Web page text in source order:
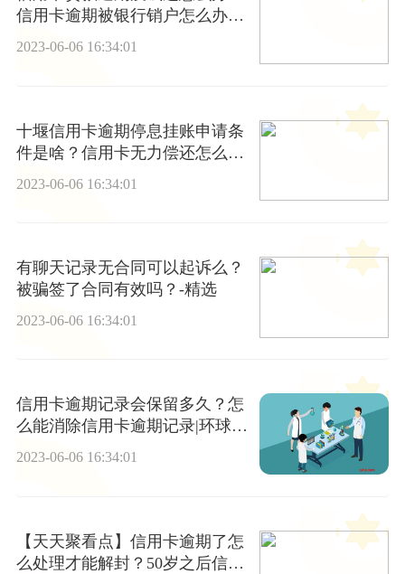
信用卡逾期被银行销户怎么办？
_世界头条
2023-06-06 16:34:01
十堰信用卡逾期停息挂账申请条
件是啥？信用卡无力偿还怎么办
2023-06-06 16:34:01
有聊天记录无合同可以起诉么？
被骗签了合同有效吗？-精选
2023-06-06 16:34:01
信用卡逾期记录会保留多久？怎
么能消除信用卡逾期记录|环球观
察
2023-06-06 16:34:01
【天天聚看点】信用卡逾期了怎
么处理才能解封？50岁之后信用